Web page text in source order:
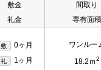
敷金
礼金
間取り
専有面積
敷 0ヶ月
礼 1ヶ月
ワンルー
18.2ｍ2